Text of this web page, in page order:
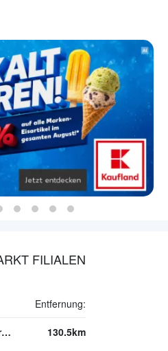
FILIALEN
Entfernung:
B1 Discount Baumarkt Pforzheim 130.5km